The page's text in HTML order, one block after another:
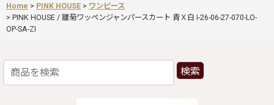
Home > PINK HOUSE > ワンピース
> PINK HOUSE / 雛菊ワッペンジャンパースカート 青Ｘ白 I-26-06-27-070-LO-
OP-SA-ZI
検索